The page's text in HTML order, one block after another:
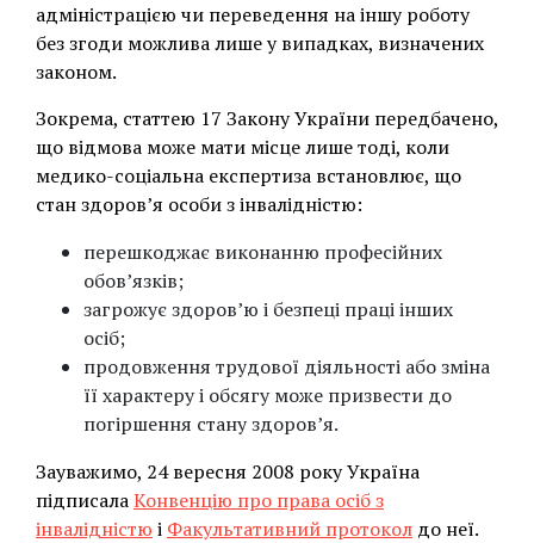
адміністрацією чи переведення на іншу роботу
без згоди можлива лише у випадках, визначених
законом.
Зокрема, статтею 17 Закону України передбачено,
що відмова може мати місце лише тоді, коли
медико-соціальна експертиза встановлює, що
стан здоров’я особи з інвалідністю:
перешкоджає виконанню професійних
обов’язків;
загрожує здоров’ю і безпеці праці інших
осіб;
продовження трудової діяльності або зміна
її характеру і обсягу може призвести до
погіршення стану здоров’я.
Зауважимо, 24 вересня 2008 року Україна
підписалаКонвенцію про права осіб з
інвалідністю і Факультативний протокол до неї.